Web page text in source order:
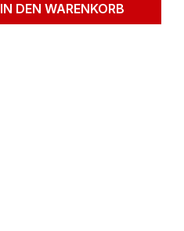
IN DEN WARENKORB